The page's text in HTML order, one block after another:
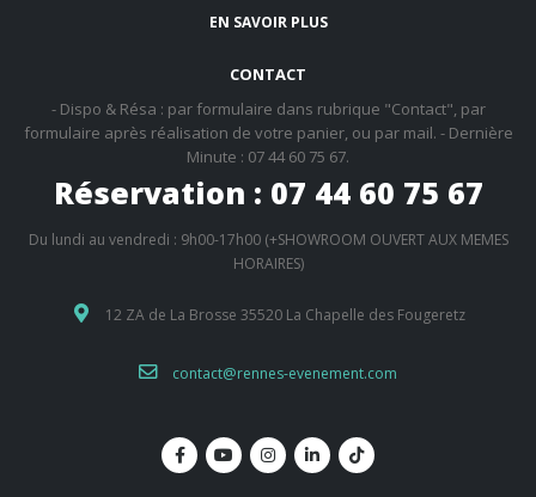
EN SAVOIR PLUS
CONTACT
- Dispo & Résa : par formulaire dans rubrique "Contact", par
formulaire après réalisation de votre panier, ou par mail. - Dernière
Minute : 07 44 60 75 67.
Réservation : 07 44 60 75 67
Du lundi au vendredi : 9h00-17h00 (+SHOWROOM OUVERT AUX MEMES
HORAIRES)
12 ZA de La Brosse 35520 La Chapelle des Fougeretz
contact@rennes-evenement.com